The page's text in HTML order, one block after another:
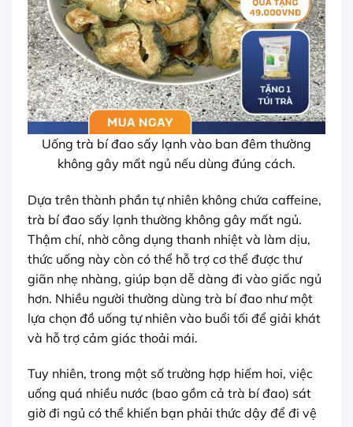
Uống trà bí đao sấy lạnh vào ban đêm thường
không gây mất ngủ nếu dùng đúng cách.
Dựa trên thành phần tự nhiên không chứa caffeine,
trà bí đao sấy lạnh thường không gây mất ngủ.
Thậm chí, nhờ công dụng thanh nhiệt và làm dịu,
thức uống này còn có thể hỗ trợ cơ thể được thư
giãn nhẹ nhàng, giúp bạn dễ dàng đi vào giấc ngủ
hơn. Nhiều người thường dùng trà bí đao như một
lựa chọn đồ uống tự nhiên vào buổi tối để giải khát
và hỗ trợ cảm giác thoải mái.
Tuy nhiên, trong một số trường hợp hiếm hoi, việc
uống quá nhiều nước (bao gồm cả trà bí đao) sát
giờ đi ngủ có thể khiến bạn phải thức dậy để đi vệ